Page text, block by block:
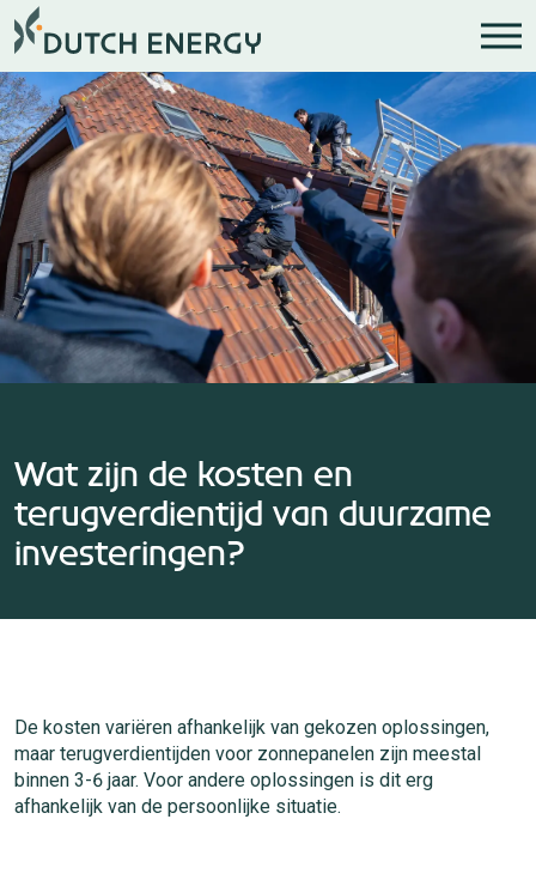
Wat zijn de kosten en
terugverdientijd van duurzame
investeringen?
De kosten variëren afhankelijk van gekozen oplossingen,
maar terugverdientijden voor zonnepanelen zijn meestal
binnen 3-6 jaar. Voor andere oplossingen is dit erg
afhankelijk van de persoonlijke situatie.